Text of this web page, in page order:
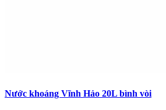
Nước khoáng Vĩnh Hảo 20L bình vòi